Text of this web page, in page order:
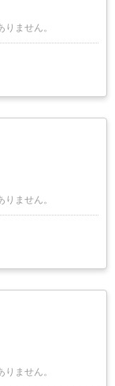
ません。
ません。
ません。